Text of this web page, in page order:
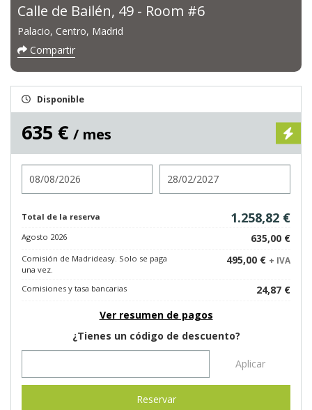
Calle de Bailén, 49 - Room #6
Palacio, Centro, Madrid
Compartir
Disponible
635 € / mes
Total de la reserva 1.258,82 €
Agosto 2026 635,00 €
Comisión de Madrideasy. Solo se paga
una vez.
495,00 € + IVA
Comisiones y tasa bancarias
24,87 €
Ver resumen de pagos
¿Tienes un código de descuento?
Aplicar
Reservar